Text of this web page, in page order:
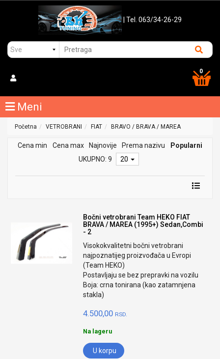
| Tel. 063/34-26-29
0
Meni
Početna VETROBRANI FIAT BRAVO / BRAVA / MAREA
Cena min Cena max Najnovije Prema nazivu
Popularni
UKUPNO: 9
20
Bočni vetrobrani Team HEKO FIAT
BRAVA / MAREA (1995+) Sedan,Combi
- 2
Visokokvalitetni bočni vetrobrani
najpoznatijeg proizvođača u Evropi
(Team HEKO)
Postavljaju se bez prepravki na vozilu
Boja: crna tonirana (kao zatamnjena
stakla)
4.500,00 RSD.
Na lageru
U korpu